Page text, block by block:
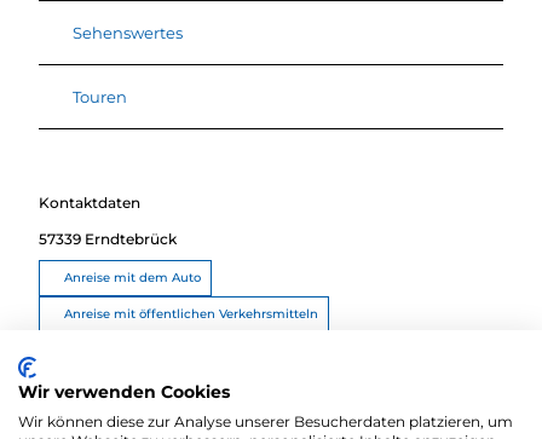
Sehenswertes
Touren
Kontaktdaten
57339 Erndtebrück
Anreise mit dem Auto
Anreise mit öffentlichen Verkehrsmitteln
Wir verwenden Cookies
Wir können diese zur Analyse unserer Besucherdaten platzieren, um